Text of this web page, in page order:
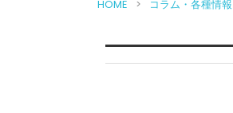
HOME コラム・各種情報